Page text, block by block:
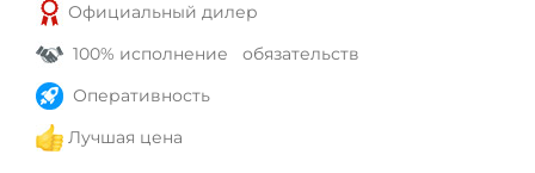
Официальный дилер
100% исполнение обязательств
Оперативность
Лучшая цена